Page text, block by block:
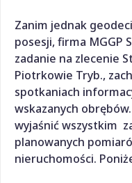
Zanim jednak
posesji, firma MGGP
zadanie na zlecenie
Piotrkowie Tryb.,
spotkaniach
wskazanych
wyjaśnić wszystkim
planowanych
nieruchomości.